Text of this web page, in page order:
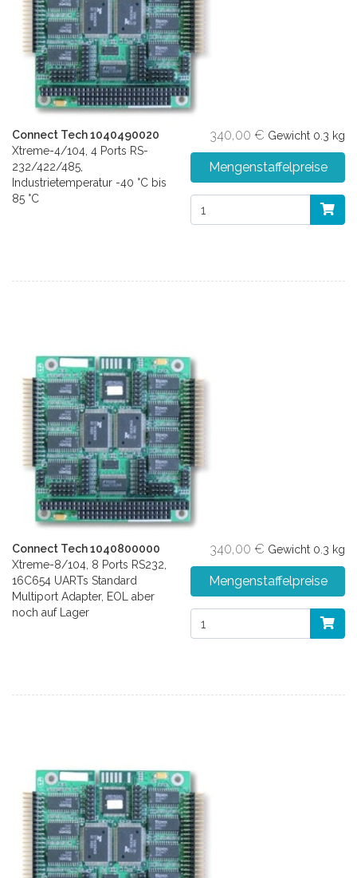
Connect Tech 1040490020
Xtreme-4/104, 4 Ports RS-
232/422/485,
Industrietemperatur -40 °C bis
85 °C
340,00 € Gewicht 0.3 kg
Mengenstaffelpreise
Connect Tech 1040800000
Xtreme-8/104, 8 Ports RS232,
16C654 UARTs Standard
Multiport Adapter, EOL aber
noch auf Lager
340,00 € Gewicht 0.3 kg
Mengenstaffelpreise